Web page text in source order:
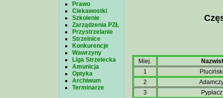
Prawo
Ciekawostki
Szkolenie
Zarządzenia PZŁ
Przystrzelanie
Strzelnice
Konkurencje
Wawrzyny
Liga Strzelecka
Amunicja
Optyka
Archiwum
Terminarze
Miej.
1
2
3